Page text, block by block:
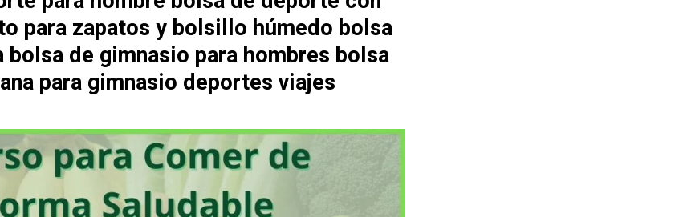
para zapatos y bolsillo húmedo bolsa
bolsa de gimnasio para hombres bolsa
para gimnasio deportes viajes